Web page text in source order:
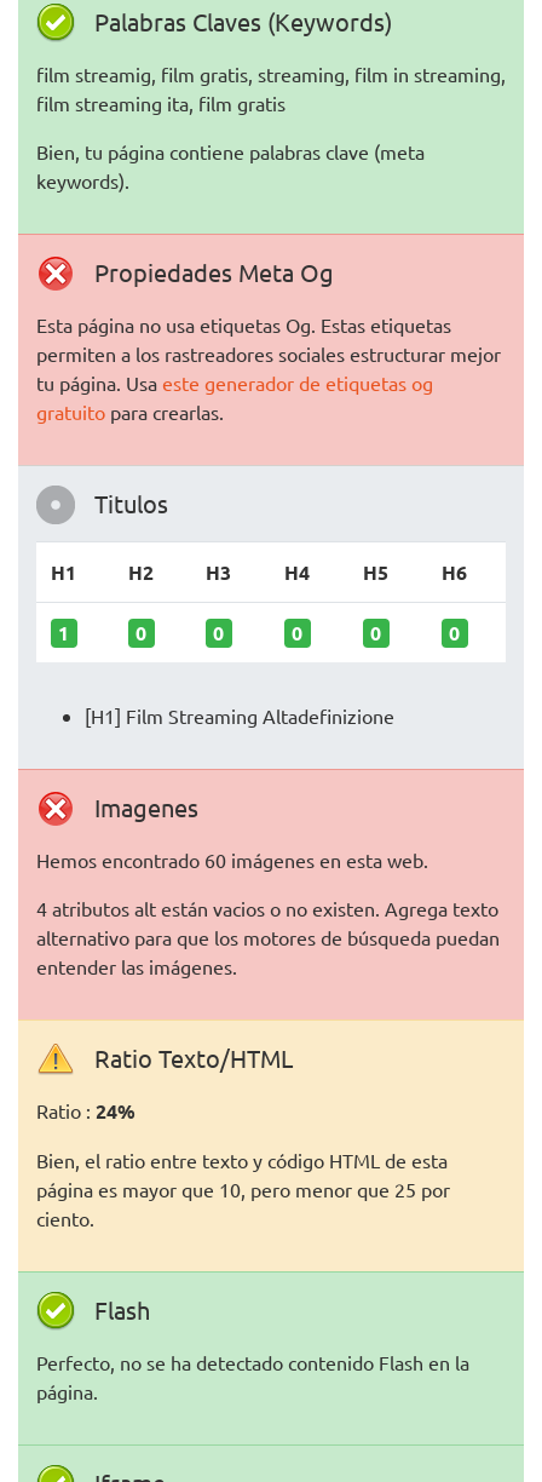
Palabras Claves (Keywords)
film streamig, film gratis, streaming, film in streaming,
film streaming ita, film gratis
Bien, tu página contiene palabras clave (meta
keywords).
Propiedades Meta Og
Esta página no usa etiquetas Og. Estas etiquetas
permiten a los rastreadores sociales estructurar mejor
tu página. Usa este generador de etiquetas og
gratuito para crearlas.
Titulos
H1 H2 H3 H4 H5 H6
1 0 0 0 0 0
[H1] Film Streaming Altadefinizione
Imagenes
Hemos encontrado 60 imágenes en esta web.
4 atributos alt están vacios o no existen. Agrega texto
alternativo para que los motores de búsqueda puedan
entender las imágenes.
Ratio Texto/HTML
Ratio : 24%
Bien, el ratio entre texto y código HTML de esta
página es mayor que 10, pero menor que 25 por
ciento.
Flash
Perfecto, no se ha detectado contenido Flash en la
página.